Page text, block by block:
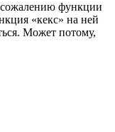
сожалению функции
«кекс» на ней
Может потому,